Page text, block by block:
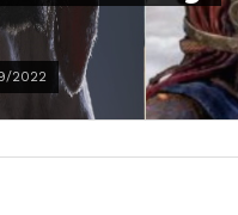
2022